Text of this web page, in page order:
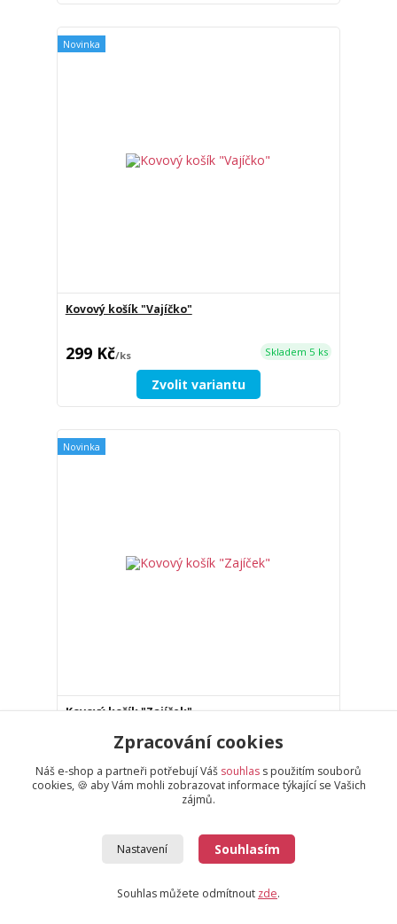
Novinka
Kovový košík "Vajíčko"
299 Kč/ks Skladem 5 ks
Zvolit variantu
Novinka
Kovový košík "Zajíček"
449 Kč
Zvolit variantu
Zpracování cookies
Náš e-shop a partneři potřebují Váš souhlas s použitím souborů
cookies, 🍪 aby Vám mohli zobrazovat informace týkající se Vašich
zájmů.
Nastavení Souhlasím
Souhlas můžete odmítnout zde.